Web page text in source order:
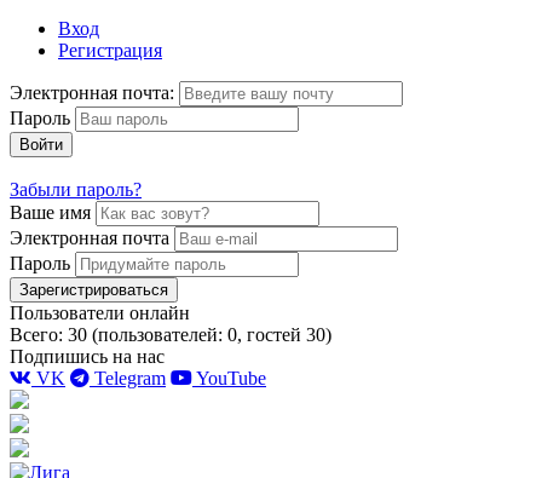
Вход
Регистрация
Электронная почта:
Пароль
Войти
Забыли пароль?
Ваше имя
Электронная почта
Пароль
Зарегистрироваться
Пользователи онлайн
Всего: 30 (пользователей: 0, гостей 30)
Подпишись на нас
VK
Telegram YouTube